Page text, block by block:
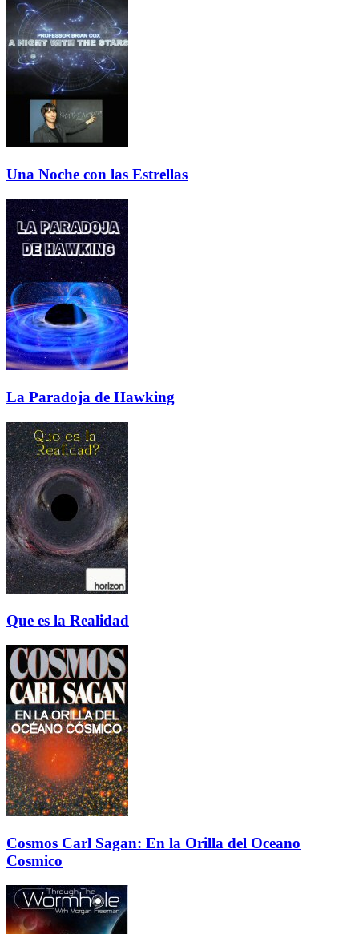
Una Noche con las Estrellas
La Paradoja de Hawking
Que es la Realidad
Cosmos Carl Sagan: En la Orilla del Oceano
Cosmico